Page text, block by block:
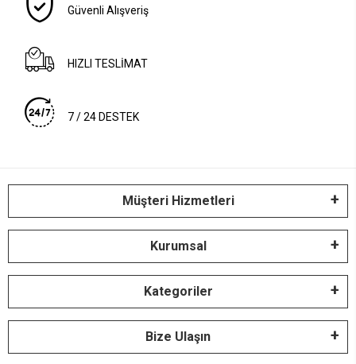
Güvenli Alışveriş
HIZLI TESLİMAT
7 / 24 DESTEK
Müşteri Hizmetleri
Kurumsal
Kategoriler
Bize Ulaşın